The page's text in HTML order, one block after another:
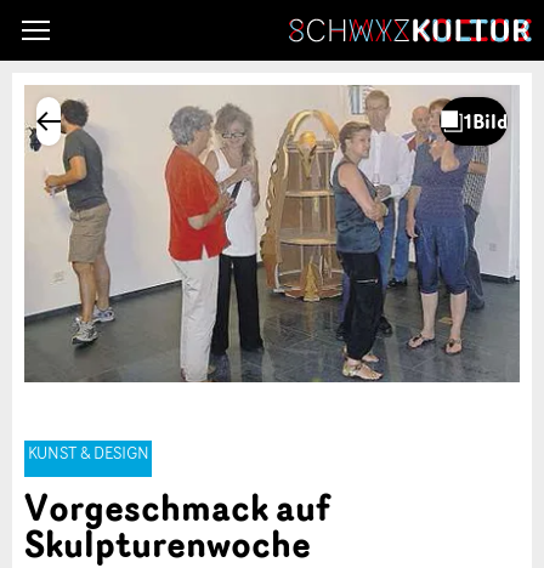
KUNST & DESIGN
Vorgeschmack auf
Skulpturenwoche